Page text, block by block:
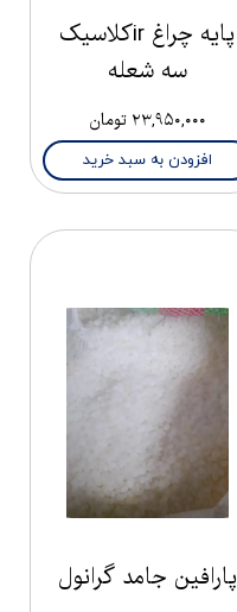
پایه چراغ irکلاسیک
سه شعله
۲۳,۹۵۰,۰۰۰ تومان
افزودن به سبد خرید
پارافین جامد گرانول